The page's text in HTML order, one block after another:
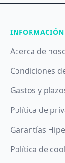
INFORMACIÓN
Acerca de
Condiciones
Gastos y
Política de
Garantías
Política de